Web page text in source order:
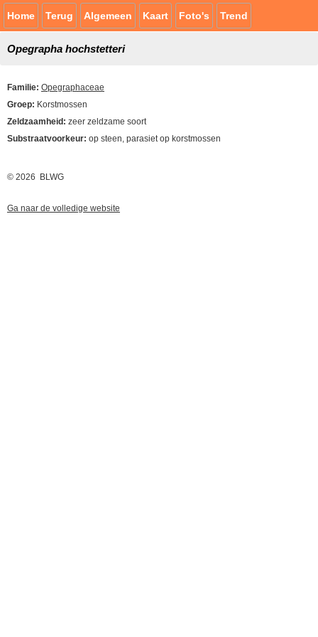
Home Terug Algemeen Kaart Foto's Trend
Opegrapha hochstetteri
Familie: Opegraphaceae
Groep: Korstmossen
Zeldzaamheid: zeer zeldzame soort
Substraatvoorkeur: op steen, parasiet op korstmossen
© 2026 BLWG
Ga naar de volledige website